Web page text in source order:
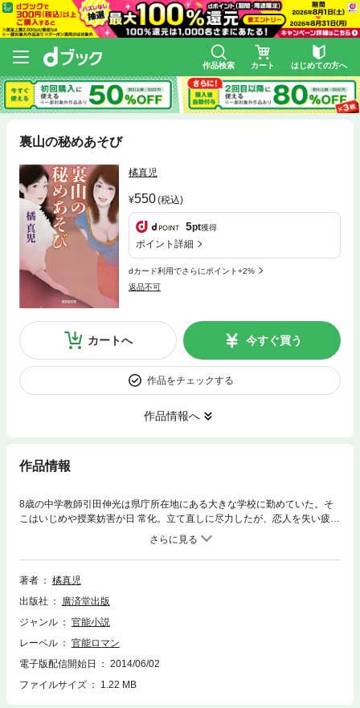
作品検索 カート はじめての方へ
裏山の秘めあそび
橘真児
550(税込)
5pt獲得
ポイント詳細
dカード利用でさらにポイント+2%
返品不可
カートへ 今すぐ買う
作品をチェックする
作品情報へ
作品情報
8歳の中学教師引田伸光は県庁所在地にある大きな学校に勤めていた。そ
こはいじめや授業妨害が日 常化。立て直しに尽力したが、恋人を失い疲弊
して山間僻地の学校に赴任する。自然に囲まれた学校 で彼が出会ったの
は、単身赴任中の人妻音楽教師や、バツイチで子持ちの給食調理員、独身
で気の強 い三十代の学園長など…。伸光と美女たちの大胆なエロスの宴を
まったりと描く、癒し系官能作!!
著者
橘真児
出版社
廣済堂出版
ジャンル
官能小説
レーベル
官能ロマン
電子版配信開始日
2014/06/02
ファイルサイズ
1.22 MB